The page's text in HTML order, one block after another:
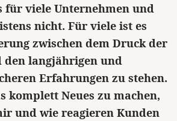
für viele Unternehmen und
nicht. Für viele ist es
zwischen dem Druck der
langjährigen und
Erfahrungen zu stehen.
komplett Neues zu machen,
und wie reagieren Kunden